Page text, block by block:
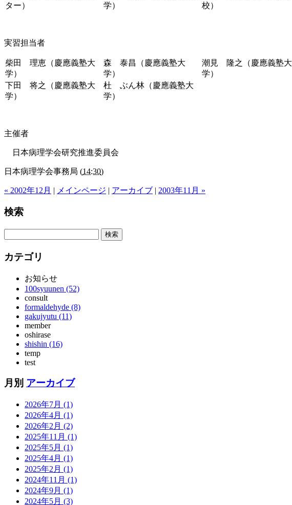
ター）
学）
校）
実習担当者
柴田 理恵（慶應義塾大
学）
森 泰昌（慶應義塾大
学）
潮見 隆之（慶應義塾大
学）
下田 将之（慶應義塾大
学）
杜 ぶん林（慶應義塾大
学）
主催者
日本病理学会研究推進委員会
日本病理学会事務局 (14:30)
« 2002年12月 | メインページ | アーカイブ | 2003年11月 »
検索
カテゴリ
お知らせ
100syuunen (52)
consult
formaldehyde (8)
gakujyutu (11)
member
oshirase
shishin (16)
temp
test
月別 アーカイブ
2026年7月 (1)
2026年4月 (1)
2026年2月 (2)
2025年11月 (1)
2025年5月 (1)
2025年4月 (1)
2025年2月 (1)
2024年11月 (1)
2024年9月 (1)
2024年5月 (3)